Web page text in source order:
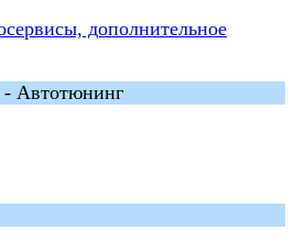
дополнительное
- Автотюнинг